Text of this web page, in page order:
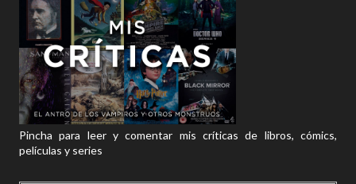
Pincha para leer y comentar mis críticas de libros, cómics,
películas y series